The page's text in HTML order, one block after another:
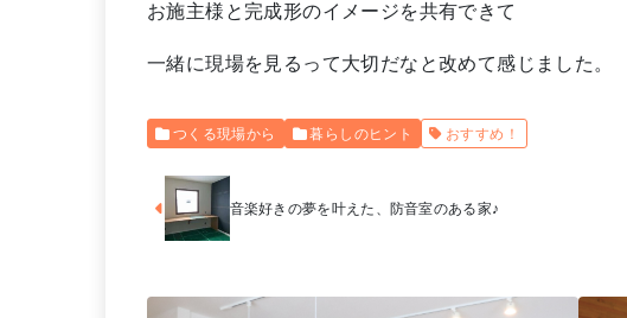
お施主様と完成形のイメージを共有できて
一緒に現場を見るって大切だなと改めて感じました。
つくる現場から 暮らしのヒント おすすめ！
音楽好きの夢を叶えた、防音室のある家♪